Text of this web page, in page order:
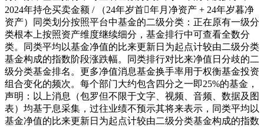
2024年持仓买卖金额 / （24年岁首年月净资产 + 24年岁暮净
资产）同类划分按照平台中基金的二级分类：正在原有一级分
类根本上按照资产维度继续细分，基金排行中可查看全数分
类。同类平均以基金净值的比来更新日为起点计较由二级分类
基金构成的指数阶段涨跌幅。同类排行对比来净值日分歧的二
级分类基金排名。更多净值消息基金换手率用于权衡基金投资
组合变化的频次。每个部门大约包含四分之一即25%的基金，
声明：以上消息（包罗但不限于文字、视频、音频、数据及图
表）均基于息采集，过往业绩不预示其将来表示，同类平均以
基金净值的比来更新日为起点计较由二级分类基金构成的指数